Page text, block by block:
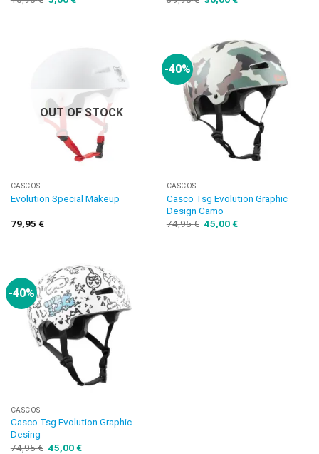
OUT OF STOCK
CASCOS
Evolution Special Makeup
79,95 €
-40%
CASCOS
Casco Tsg Evolution Graphic
Design Camo
74,95€ 45,00€
-40%
CASCOS
Casco Tsg Evolution Graphic
Desing
74,95€ 45,00€